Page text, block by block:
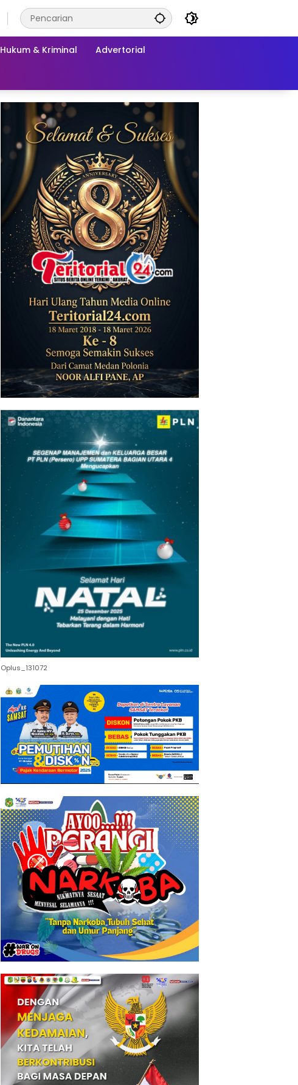
Hukum & Kriminal Advertorial
Oplus_131072